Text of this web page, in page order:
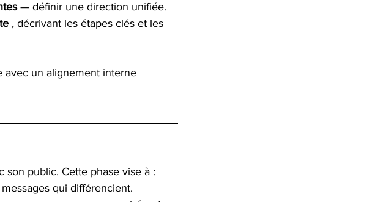
— définir une direction unifiée.
, décrivant les étapes clés et les
avec un alignement interne
public. Cette phase vise à :
qui différencient.